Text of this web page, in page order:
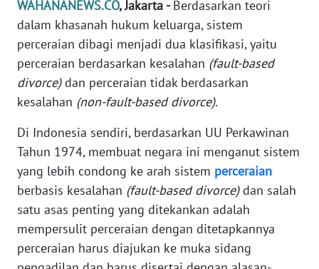
WAHANANEWS.CO, Jakarta -Berdasarkan teori
dalam khasanah hukum keluarga, sistem
perceraian dibagi menjadi dua klasifikasi, yaitu
perceraian berdasarkan kesalahan (fault-based
divorce)dan perceraian tidak berdasarkan
kesalahan (non-fault-based divorce).
Di Indonesia sendiri, berdasarkan UU Perkawinan
Tahun 1974, membuat negara ini menganut sistem
yang lebih condong ke arah sistem perceraian
berbasis kesalahan (fault-based divorce)dan salah
satu asas penting yang ditekankan adalah
mempersulit perceraian dengan ditetapkannya
perceraian harus diajukan ke muka sidang
EDITORIAL
Informasi
INDEKS
BERITA
KONTAK
KAMI
INFO
TENTANG
KAMI